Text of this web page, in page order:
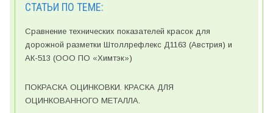
СТАТЬИ ПО ТЕМЕ:
Сравнение технических показателей красок для
дорожной разметки Штоллрефлекс Д1163 (Австрия) и
АК-513 (ООО ПО «Химтэк»)
ПОКРАСКА ОЦИНКОВКИ. КРАСКА ДЛЯ
ОЦИНКОВАННОГО МЕТАЛЛА.